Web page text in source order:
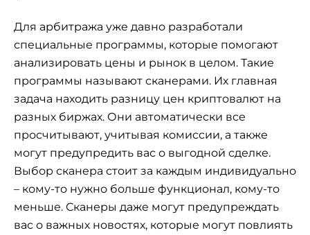
Для арбитража уже давно разработали
специальные программы, которые помогают
анализировать цены и рынок в целом. Такие
программы называют сканерами. Их главная
задача находить разницу цен криптовалют на
разных биржах. Они автоматически все
просчитывают, учитывая комиссии, а также
могут предупредить вас о выгодной сделке.
Выбор сканера стоит за каждым индивидуально
– кому-то нужно больше функционал, кому-то
меньше. Сканеры даже могут предупреждать
вас о важных новостях, которые могут повлиять